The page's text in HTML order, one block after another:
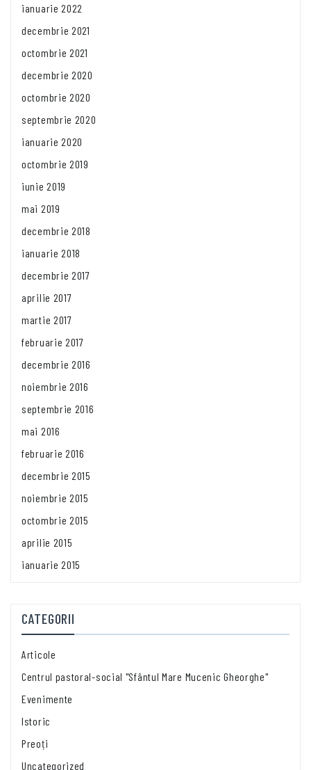
ianuarie 2022
decembrie 2021
octombrie 2021
decembrie 2020
octombrie 2020
septembrie 2020
ianuarie 2020
octombrie 2019
iunie 2019
mai 2019
decembrie 2018
ianuarie 2018
decembrie 2017
aprilie 2017
martie 2017
februarie 2017
decembrie 2016
noiembrie 2016
septembrie 2016
mai 2016
februarie 2016
decembrie 2015
noiembrie 2015
octombrie 2015
aprilie 2015
ianuarie 2015
CATEGORII
Articole
Centrul pastoral-social "Sfântul Mare Mucenic Gheorghe"
Evenimente
Istoric
Preoți
Uncategorized